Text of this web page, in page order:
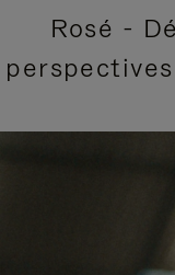
Rosé -